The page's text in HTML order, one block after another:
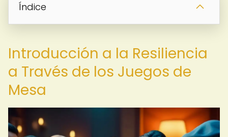
Índice
Introducción a la Resiliencia
a Través de los Juegos de
Mesa